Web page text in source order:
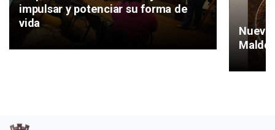
impulsar y potenciar su forma de
vida